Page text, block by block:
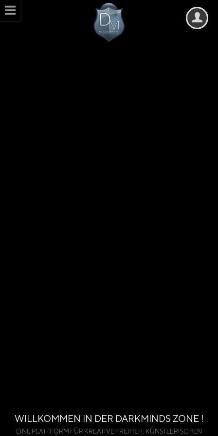
WILLKOMMEN IN DER DARKMINDS ZONE !
EINE PLATTFORM FÜR KREATIVE FREIHEIT, KÜNSTLERISCHEN